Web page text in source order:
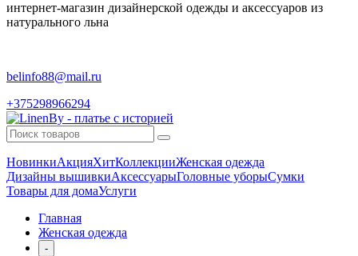
интернет-магазин дизайнерской одежды и аксессуаров из
натурального льна
belinfo88@mail.ru
+375298966294
НовинкиАкцияХитКоллекцииЖенская одежда
Дизайны вышивкиАксессуарыГоловные уборыСумки
Товары для домаУслуги
Главная
Женская одежда
-